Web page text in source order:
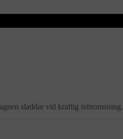
sladdar vid kraftig inbromsning.